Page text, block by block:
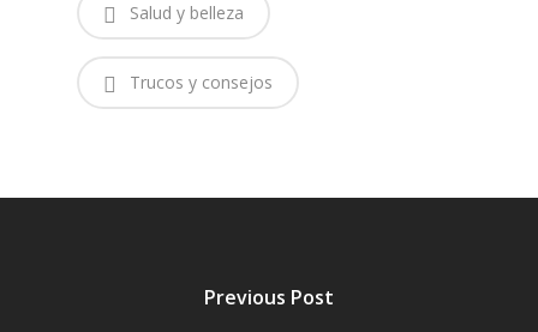
Salud y belleza
Trucos y consejos
Previous Post